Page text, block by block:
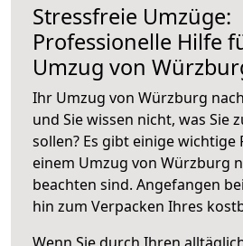
Stressfreie Umzüge:
Professionelle Hilfe
Umzug von
Ihr Umzug von Würzburg
und Sie wissen nicht, was Sie
sollen? Es gibt einige wichtige
einem Umzug von Würzburg
beachten sind. Angefangen
hin zum Verpacken Ihres